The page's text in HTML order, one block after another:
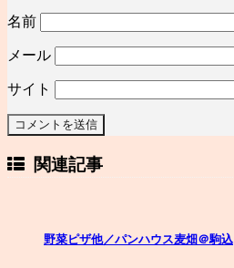
名前
メール
サイト
関連記事
野菜ピザ他／パンハウス麦畑＠駒込